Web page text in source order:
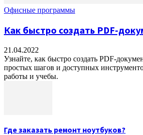
Офисные программы
Как быстро создать PDF-
21.04.2022
Узнайте, как быстро создать PDF-
простых шагов и доступных
работы и учебы.
Где заказать ремонт ноутбуков?